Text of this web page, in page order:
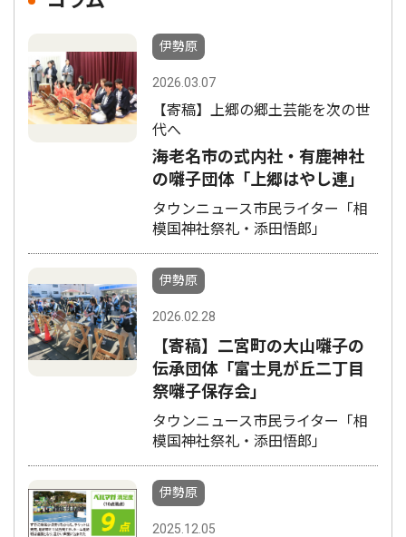
伊勢原
2026.03.07
【寄稿】上郷の郷土芸能を次の世
代へ
海老名市の式内社・有鹿神社
の囃子団体「上郷はやし連」
タウンニュース市民ライター「相
模国神社祭礼・添田悟郎」
伊勢原
2026.02.28
【寄稿】二宮町の大山囃子の
伝承団体「富士見が丘二丁目
祭囃子保存会」
タウンニュース市民ライター「相
模国神社祭礼・添田悟郎」
伊勢原
2025.12.05